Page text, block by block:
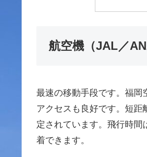
航空機（JAL／
最速の移動手段です。福岡
アクセスも良好です。短距
定されています。飛行時間
着できます。